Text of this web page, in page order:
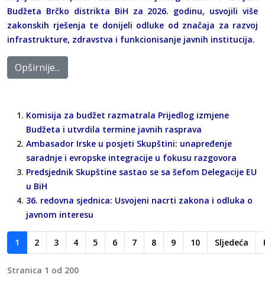
Budžeta Brčko distrikta BiH za 2026. godinu, usvojili više
zakonskih rješenja te donijeli odluke od značaja za razvoj
infrastrukture, zdravstva i funkcionisanje javnih institucija.
Opširnije...
Komisija za budžet razmatrala Prijedlog izmjene
Budžeta i utvrdila termine javnih rasprava
Ambasador Irske u posjeti Skupštini: unapređenje
saradnje i evropske integracije u fokusu razgovora
Predsjednik Skupštine sastao se sa šefom Delegacije EU
u BiH
36. redovna sjednica: Usvojeni nacrti zakona i odluka o
javnom interesu
1 2 3 4 5 6 7 8 9 10 Sljedeća
Stranica 1 od 200